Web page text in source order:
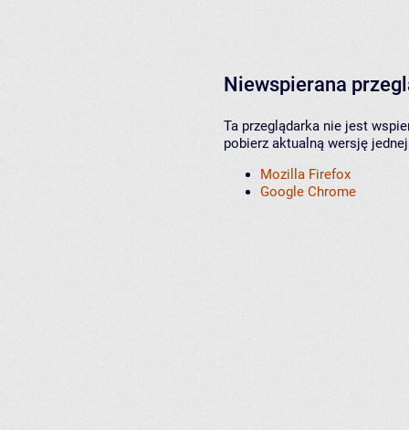
Niewspierana
Ta przeglądarka nie jest
pobierz aktualną wersję
Mozilla Firefox
Google Chrome